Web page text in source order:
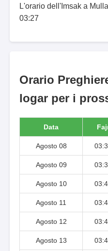
L'orario dell'Imsak a
03:27
Orario
logar per i
Data
Agosto 08
Agosto 09
Agosto 10
Agosto 11
Agosto 12
Agosto 13